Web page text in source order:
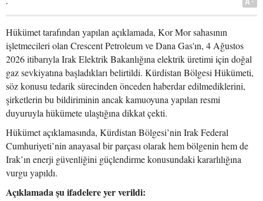
Hükümet tarafından yapılan açıklamada, Kor Mor sahasının
işletmecileri olan Crescent Petroleum ve Dana Gas'ın, 4 Ağustos
2026 itibarıyla Irak Elektrik Bakanlığına elektrik üretimi için doğal
gaz sevkiyatına başladıkları belirtildi. Kürdistan Bölgesi Hükümeti,
söz konusu tedarik sürecinden önceden haberdar edilmediklerini,
şirketlerin bu bildiriminin ancak kamuoyuna yapılan resmi
duyuruyla hükümete ulaştığına dikkat çekti.
Hükümet açıklamasında, Kürdistan Bölgesi’nin Irak Federal
Cumhuriyeti’nin anayasal bir parçası olarak hem bölgenin hem de
Irak’ın enerji güvenliğini güçlendirme konusundaki kararlılığına
vurgu yapıldı.
Açıklamada şu ifadelere yer verildi: